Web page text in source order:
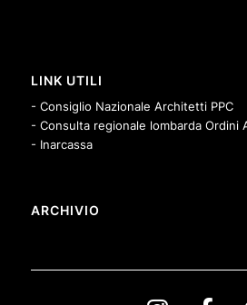
LINK UTILI
- Consiglio Nazionale Architetti PPC
- Consulta regionale lombarda Ordini
- Inarcassa
ARCHIVIO